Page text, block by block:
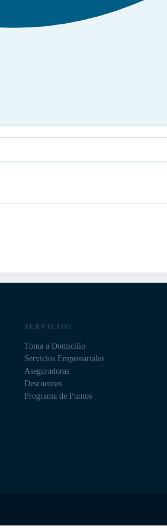
SERVICIOS
Toma a Domicilio
Servicios Empresariales
Aseguradoras
Descuentos
Programa de Puntos